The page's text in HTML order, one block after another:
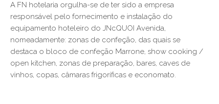
A FN hotelaria orgulha-se de ter sido a empresa
responsável pelo fornecimento e instalação do
equipamento hoteleiro do JNcQUOI Avenida,
nomeadamente: zonas de confeção, das quais se
destaca o bloco de confeção Marrone, show cooking /
open kitchen, zonas de preparação, bares, caves de
vinhos, copas, câmaras frigoríficas e economato.